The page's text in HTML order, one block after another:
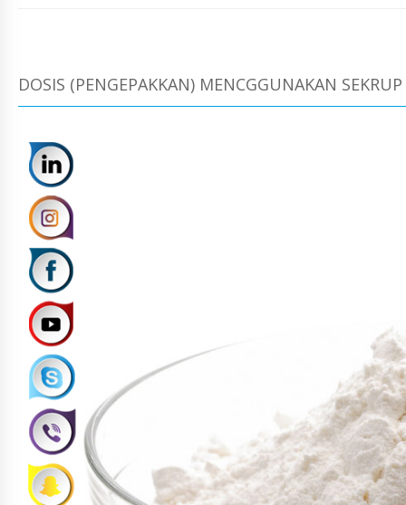
DOSIS (PENGEPAKKAN) MENCGGUNAKAN